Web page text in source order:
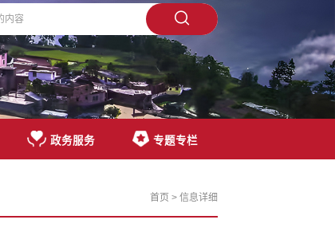
政务服务 专题专栏
首页 > 信息详细